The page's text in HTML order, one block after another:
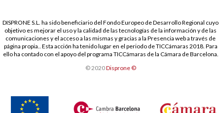
DISPRONE S.L. ha sido beneficiario del Fondo Europeo de Desarrollo Regional cuyo
objetivo es mejorar el uso y la calidad de las tecnologías de la información y de las
comunicaciones y el acceso a las mismas y gracias a la Presencia web a través de
página propia.. Esta acción ha tenido lugar en el periodo de TICCámaras 2018. Para
ello ha contado con el apoyo del programa TICCámaras de la Cámara de Barcelona.
© 2020Disprone ©